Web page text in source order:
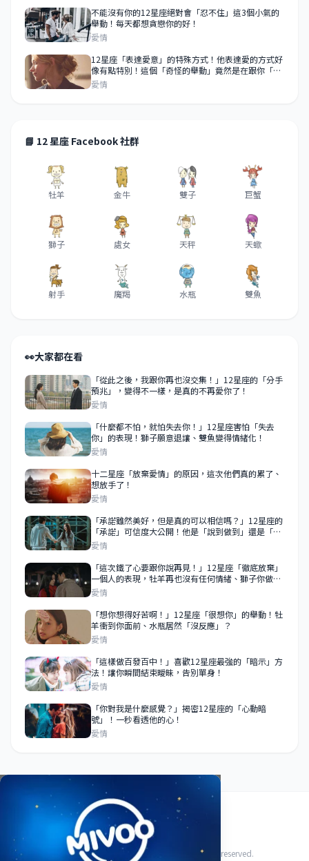
不能沒有你的12星座絕對會「忍不住」這3個小氣的
舉動！每天都想貪戀你的好！
愛情
12星座「表達愛意」的特殊方式！他表達愛的方式好
像有點特別！這個「奇怪的舉動」竟然是在跟你「示
愛」！
愛情
📘 12 星座 Facebook 社群
牡羊 金牛 雙子 巨蟹
獅子 處女 天秤 天蠍
射手 魔羯 水瓶 雙魚
👀大家都在看
「從此之後，我跟你再也沒交集！」12星座的「分手
預兆」，變得不一樣，是真的不再愛你了！
愛情
「什麼都不怕，就怕失去你！」12星座害怕「失去
你」的表現！獅子願意退讓、雙魚變得情緒化！
愛情
十二星座「放棄愛情」的原因，這次他們真的累了、
想放手了！
愛情
「承諾雖然美好，但是真的可以相信嗎？」12星座的
「承諾」可信度大公開！他是「說到做到」還是「說
說而已」？
愛情
「這次鐵了心要跟你說再見！」12星座「徹底放棄」
一個人的表現，牡羊再也沒有任何情緒、獅子你做什
麼都無所謂！
愛情
「想你想得好苦啊！」12星座「很想你」的舉動！牡
羊衝到你面前、水瓶居然「沒反應」？
愛情
「這樣做百發百中！」喜歡12星座最強的「暗示」方
法！讓你瞬間結束曖昧，告別單身！
愛情
「你對我是什麼感覺？」揭密12星座的「心動暗
號」！一秒看透他的心！
愛情
關於我們使用條款 隱私政策聯絡我們
© 2026 HoroFriend88 星座好朋友. All rights reserved.